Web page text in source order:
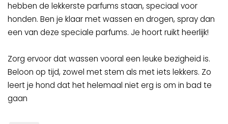
hebben de lekkerste parfums staan, speciaal voor
honden. Ben je klaar met wassen en drogen, spray dan
een van deze speciale parfums. Je hoort ruikt heerlijk!
Zorg ervoor dat wassen vooral een leuke bezigheid is.
Beloon op tijd, zowel met stem als met iets lekkers. Zo
leert je hond dat het helemaal niet erg is om in bad te
gaan